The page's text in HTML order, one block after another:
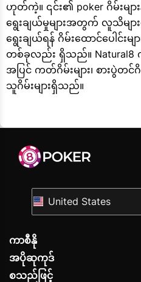
ဟုတ်ကဲ့။ ၎င်း၏ poker ဂိမ်းမျာ
ရွေးချယ်မှုများအတွက် လူသိမျ
ရွေးချယ်ရန် ဂိမ်းထောင်ပေါင်း
တစ်ခုလည်း ရှိသည်။ Natural8
အပြင် ကတ်ဂိမ်းများ၊ စားပွဲတင်
သူဂိမ်းများရှိသည်။
ကာစီနို
အပိုဆုကုဒ်
စသည်ဖြင့်
United States